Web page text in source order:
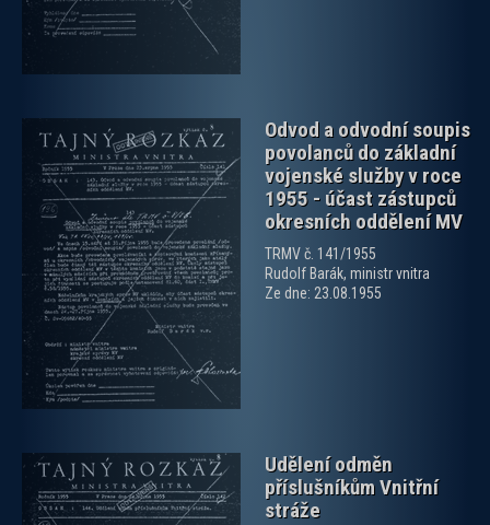
Odvod a odvodní soupis
povolanců do základní
vojenské služby v roce
1955 - účast zástupců
okresních oddělení MV
TRMV č. 141/1955
Rudolf Barák, ministr vnitra
Ze dne: 23.08.1955
Udělení odměn
příslušníkům Vnitřní
stráže
zobrazit PDF dokument